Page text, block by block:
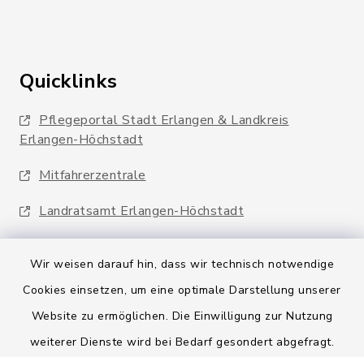
Wir weisen darauf hin, dass wir technisch notwendige
Cookies einsetzen, um eine optimale Darstellung unserer
Website zu ermöglichen. Die Einwilligung zur Nutzung
weiterer Dienste wird bei Bedarf gesondert abgefragt.
Quicklinks
Pflegeportal Stadt Erlangen & Landkreis
Erlangen-Höchstadt
Mitfahrerzentrale
Landratsamt Erlangen-Höchstadt